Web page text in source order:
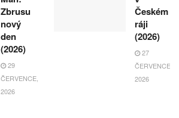
Zbrusu
nový
den
(2026)
29
ČERVENCE,
2026
Českém
ráji
(2026)
27
ČERVENCE,
2026